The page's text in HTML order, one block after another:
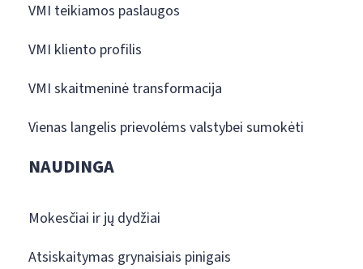
VMI teikiamos paslaugos
VMI kliento profilis
VMI skaitmeninė transformacija
Vienas langelis prievolėms valstybei sumokėti
NAUDINGA
Mokesčiai ir jų dydžiai
Atsiskaitymas grynaisiais pinigais